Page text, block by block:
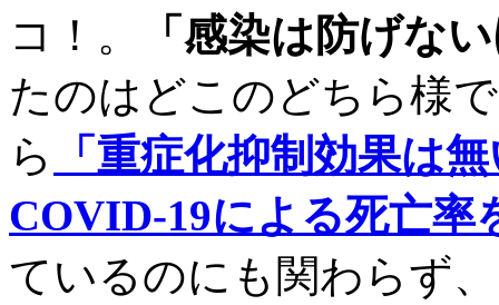
コ！。
「感染は防げな
たのはどこのどちら様
ら
「重症化抑制効果は
COVID-19による死亡率
ているのにも関わらず